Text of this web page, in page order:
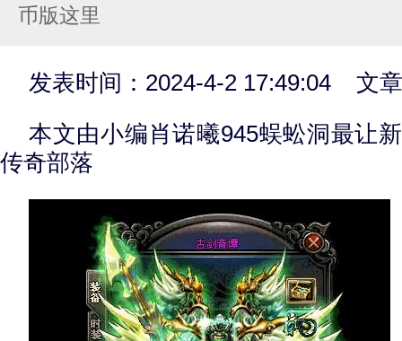
币版这里
发表时间：2024-4-2 17:49:04 文
本文由小编肖诺曦945蜈蚣洞最让
传奇部落